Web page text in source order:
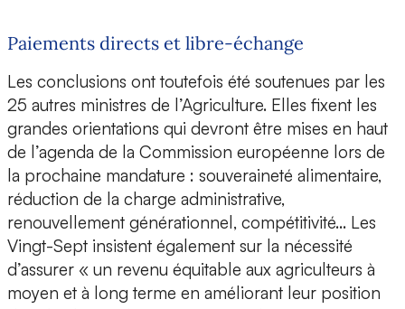
Paiements directs et libre-échange
Les conclusions ont toutefois été soutenues par les
25 autres ministres de l’Agriculture. Elles fixent les
grandes orientations qui devront être mises en haut
de l’agenda de la Commission européenne lors de
la prochaine mandature : souveraineté alimentaire,
réduction de la charge administrative,
renouvellement générationnel, compétitivité… Les
Vingt-Sept insistent également sur la nécessité
d’assurer « un revenu équitable aux agriculteurs à
moyen et à long terme en améliorant leur position